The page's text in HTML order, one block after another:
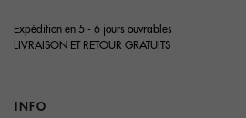
Expédition en 5 - 6 jours ouvrables
LIVRAISON ET RETOUR GRATUITS
INFO